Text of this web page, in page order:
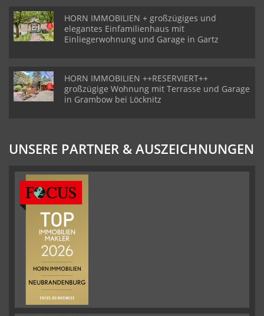
HORN IMMOBILIEN + großzügiges und
elegantes Einfamilienhaus mit
Einliegerwohnung und Garage in Gartz
HORN IMMOBILIEN ++RESERVIERT++
großzügige Wohnung mit Terrasse und Garage
in Grambow bei Löcknitz
UNSERE PARTNER & AUSZEICHNUNGEN